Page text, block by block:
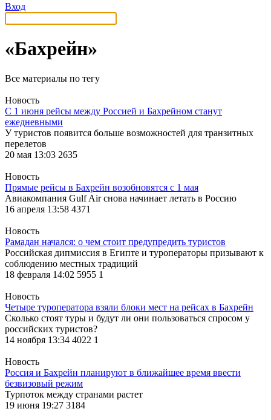
Вход
«Бахрейн»
Все материалы по тегу
Новость
С 1 июня рейсы между Россией и Бахрейном станут
ежедневными
У туристов появится больше возможностей для транзитных
перелетов
20 мая 13:03 2635
Новость
Прямые рейсы в Бахрейн возобновятся с 1 мая
Авиакомпания Gulf Air снова начинает летать в Россию
16 апреля 13:58 4371
Новость
Рамадан начался: о чем стоит предупредить туристов
Российская дипмиссия в Египте и туроператоры призывают к
соблюдению местных традиций
18 февраля 14:02 5955 1
Новость
Четыре туроператора взяли блоки мест на рейсах в Бахрейн
Сколько стоят туры и будут ли они пользоваться спросом у
российских туристов?
14 ноября 13:34 4022 1
Новость
Россия и Бахрейн планируют в ближайшее время ввести
безвизовый режим
Турпоток между странами растет
19 июня 19:27 3184